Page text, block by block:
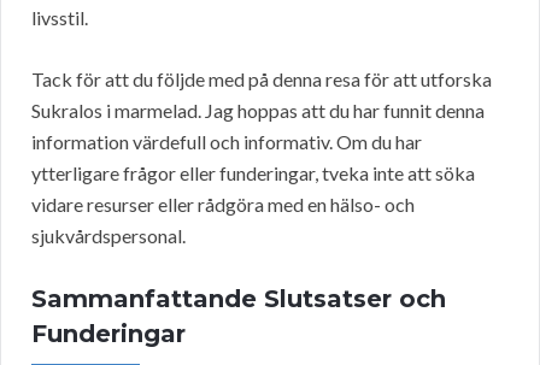
livsstil.
Tack för att du följde med på denna resa för att utforska
Sukralos i marmelad. Jag hoppas att du har funnit denna
information värdefull och informativ. Om du har
ytterligare frågor eller funderingar, tveka inte att söka
vidare resurser eller rådgöra med en hälso- och
sjukvårdspersonal.
Sammanfattande Slutsatser och
Funderingar